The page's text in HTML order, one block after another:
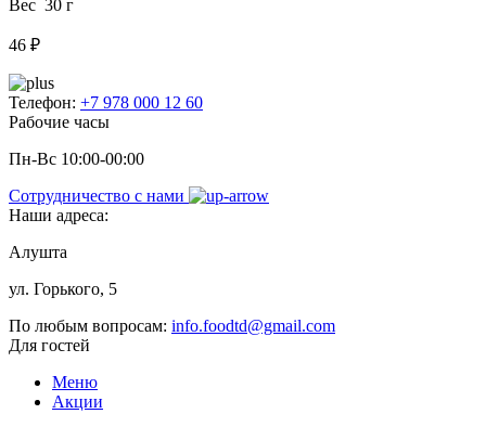
Вес 30 г
46 ₽
Телефон: +7 978 000 12 60
Рабочие часы
Пн-Вс 10:00-00:00
Сотрудничество с нами
Наши адреса:
Алушта
ул. Горького, 5
По любым вопросам: info.foodtd@gmail.com
Для гостей
Меню
Акции